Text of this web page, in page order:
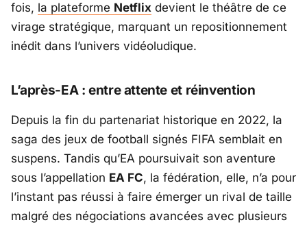
fois, la plateforme Netflix devient le théâtre de ce
virage stratégique, marquant un repositionnement
inédit dans l’univers vidéoludique.
L’après-EA : entre attente et réinvention
Depuis la fin du partenariat historique en 2022, la
saga des jeux de football signés FIFA semblait en
suspens. Tandis qu’EA poursuivait son aventure
sous l’appellation EA FC, la fédération, elle, n’a pour
l’instant pas réussi à faire émerger un rival de taille
malgré des négociations avancées avec plusieurs